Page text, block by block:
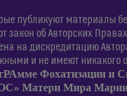
публикуют материалы
закон об Авторских
на дискредитацию
и не имеют никакого
Фохатизации и
Матери Мира